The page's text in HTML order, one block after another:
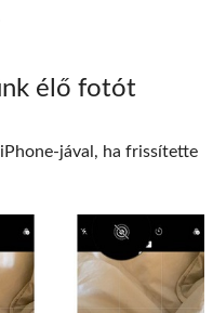
élő fotót
jával, ha frissítette